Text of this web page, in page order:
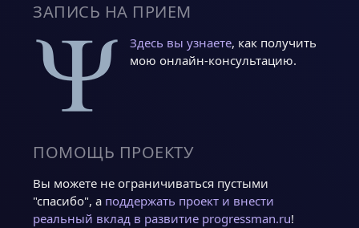
ЗАПИСЬ НА ПРИЕМ
Здесь вы узнаете, как получить
мою онлайн-консультацию.
ПОМОЩЬ ПРОЕКТУ
Вы можете не ограничиваться пустыми
"спасибо", а поддержать проект и внести
реальный вклад в развитие progressman.ru!